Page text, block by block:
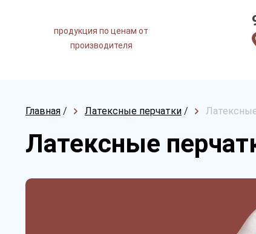
продукция по ценам от
производителя
Главная / Латексные перчатки /
Латексные